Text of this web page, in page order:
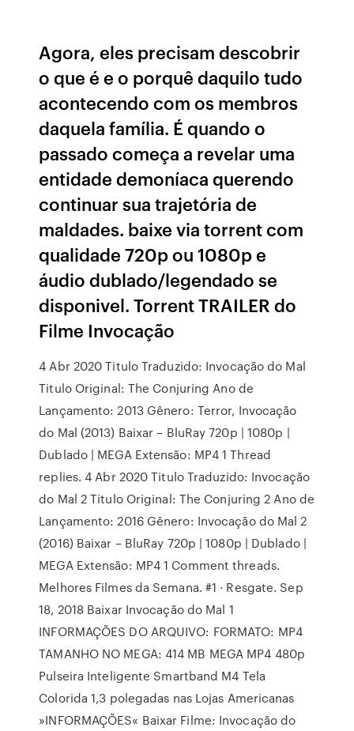
Agora, eles precisam descobrir
o que é e o porquê daquilo tudo
acontecendo com os membros
daquela família. É quando o
passado começa a revelar uma
entidade demoníaca querendo
continuar sua trajetória de
maldades. baixe via torrent com
qualidade 720p ou 1080p e
áudio dublado/legendado se
disponivel. Torrent TRAILER do
Filme Invocação
4 Abr 2020 Titulo Traduzido: Invocação do Mal
Titulo Original: The Conjuring Ano de
Lançamento: 2013 Gênero: Terror, Invocação
do Mal (2013) Baixar – BluRay 720p | 1080p |
Dublado | MEGA Extensão: MP4 1 Thread
replies. 4 Abr 2020 Titulo Traduzido: Invocação
do Mal 2 Titulo Original: The Conjuring 2 Ano de
Lançamento: 2016 Gênero: Invocação do Mal 2
(2016) Baixar – BluRay 720p | 1080p | Dublado |
MEGA Extensão: MP4 1 Comment threads.
Melhores Filmes da Semana. #1 · Resgate. Sep
18, 2018 Baixar Invocação do Mal 1
INFORMAÇÕES DO ARQUIVO: FORMATO: MP4
TAMANHO NO MEGA: 414 MB MEGA MP4 480p
Pulseira Inteligente Smartband M4 Tela
Colorida 1,3 polegadas nas Lojas Americanas
»INFORMAÇÕES« Baixar Filme: Invocação do